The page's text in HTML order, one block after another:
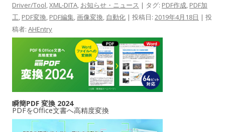
Driver/Tool,XML-DITA, お知らせ・ニュース | タグ: PDF作成, PDF加
工, PDF変換, PDF編集,画像変換, 自動化 | 投稿日: 2019年4月18日 | 投
稿者: AHEntry
瞬簡PDF 変換 2024
PDFをOffice文書へ高精度変換